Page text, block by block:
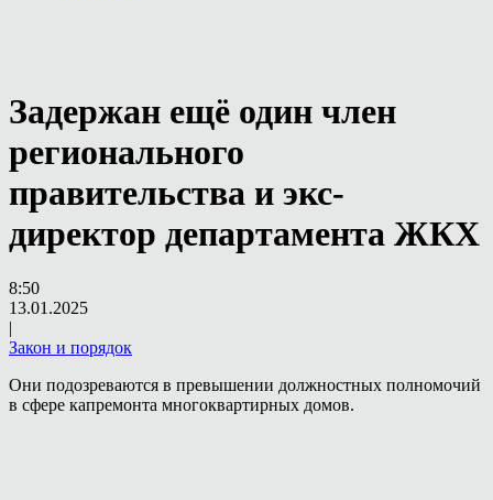
Задержан ещё один член
регионального
правительства и экс-
директор департамента ЖКХ
8:50
13.01.2025
|
Закон и порядок
Они подозреваются в превышении должностных полномочий
в сфере капремонта многоквартирных домов.